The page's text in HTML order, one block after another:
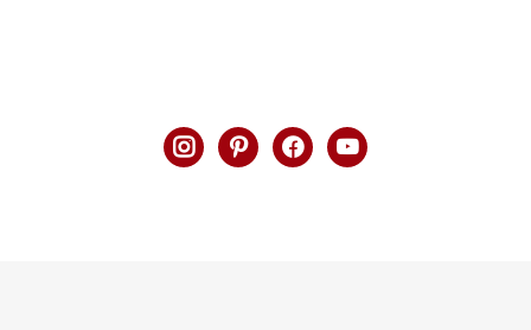
instagrampinterestfacebook
youtube